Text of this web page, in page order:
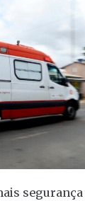
segurança